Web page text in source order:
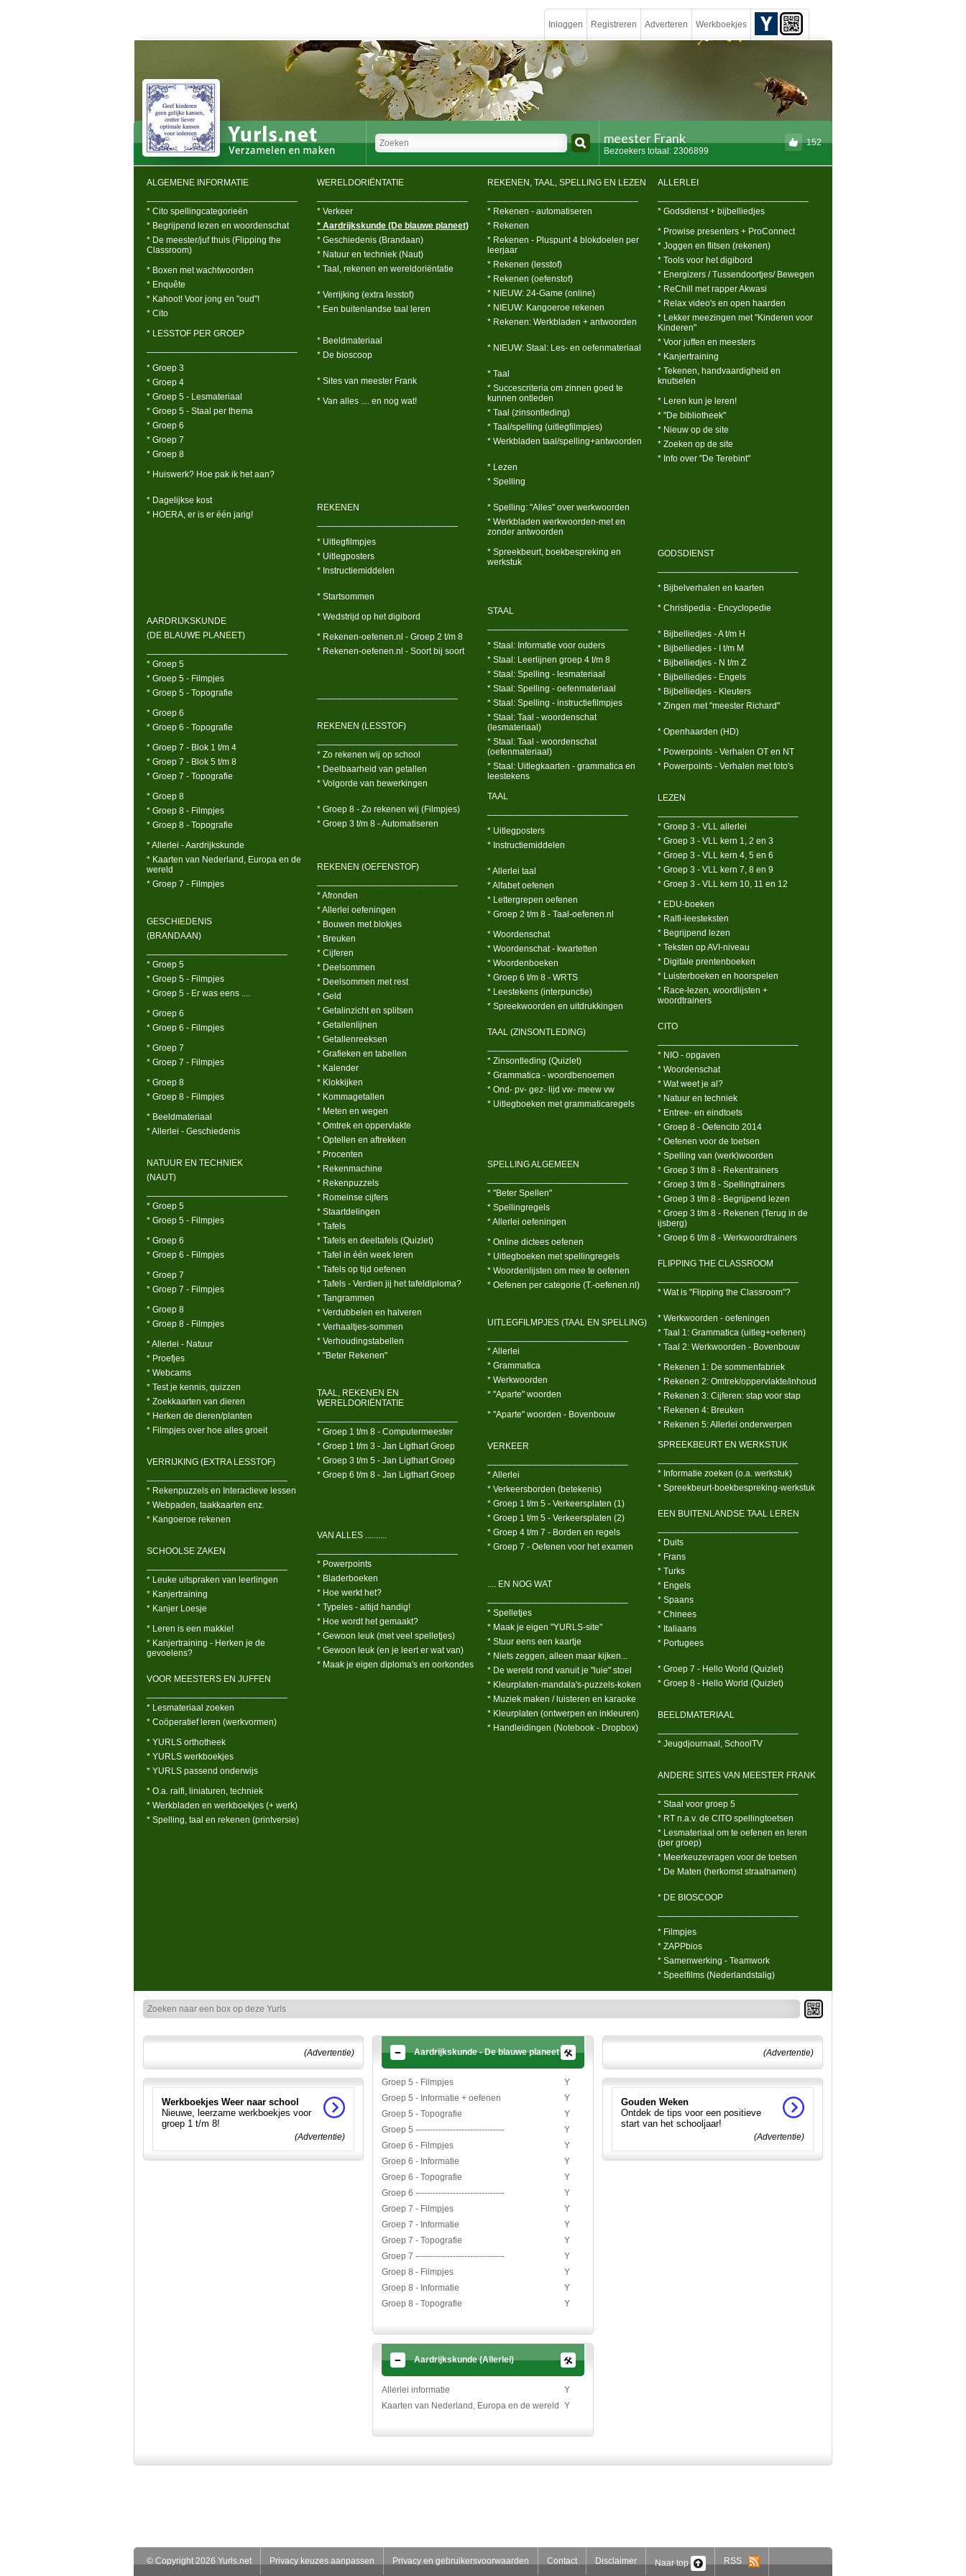
Inloggen Registreren Adverteren Werkboekjes
152
meester Frank
Bezoekers totaal: 2306899
ALGEMENE INFORMATIE
* Cito spellingcategorieën
* Begrijpend lezen en woordenschat
* De meester/juf thuis (Flipping the
Classroom)
* Boxen met wachtwoorden
* Enquête
* Kahoot! Voor jong en "oud"!
* Cito
* LESSTOF PER GROEP
* Groep 3
* Groep 4
* Groep 5 - Lesmateriaal
* Groep 5 - Staal per thema
* Groep 6
* Groep 7
* Groep 8
* Huiswerk? Hoe pak ik het aan?
* Dagelijkse kost
* HOERA, er is er één jarig!
AARDRIJKSKUNDE
(DE BLAUWE PLANEET)
* Groep 5
* Groep 5 - Filmpjes
* Groep 5 - Topografie
* Groep 6
* Groep 6 - Topografie
* Groep 7 - Blok 1 t/m 4
* Groep 7 - Blok 5 t/m 8
* Groep 7 - Topografie
* Groep 8
* Groep 8 - Filmpjes
* Groep 8 - Topografie
* Allerlei - Aardrijkskunde
* Kaarten van Nederland, Europa en de
wereld
* Groep 7 - Filmpjes
GESCHIEDENIS
(BRANDAAN)
* Groep 5
* Groep 5 - Filmpjes
* Groep 5 - Er was eens ....
* Groep 6
* Groep 6 - Filmpjes
* Groep 7
* Groep 7 - Filmpjes
* Groep 8
* Groep 8 - Filmpjes
* Beeldmateriaal
* Allerlei - Geschiedenis
NATUUR EN TECHNIEK
(NAUT)
* Groep 5
* Groep 5 - Filmpjes
* Groep 6
* Groep 6 - Filmpjes
* Groep 7
* Groep 7 - Filmpjes
* Groep 8
* Groep 8 - Filmpjes
* Allerlei - Natuur
* Proefjes
* Webcams
* Test je kennis, quizzen
* Zoekkaarten van dieren
* Herken de dieren/planten
* Filmpjes over hoe alles groeit
VERRIJKING (EXTRA LESSTOF)
* Rekenpuzzels en Interactieve lessen
* Webpaden, taakkaarten enz.
* Kangoeroe rekenen
SCHOOLSE ZAKEN
* Leuke uitspraken van leerlingen
* Kanjertraining
* Kanjer Loesje
* Leren is een makkie!
* Kanjertraining - Herken je de
gevoelens?
VOOR MEESTERS EN JUFFEN
* Lesmateriaal zoeken
* Coöperatief leren (werkvormen)
* YURLS orthotheek
* YURLS werkboekjes
* YURLS passend onderwijs
* O.a. ralfi, liniaturen, techniek
* Werkbladen en werkboekjes (+ werk)
* Spelling, taal en rekenen (printversie)
WERELDORIËNTATIE
* Verkeer
* Aardrijkskunde (De blauwe planeet)
* Geschiedenis (Brandaan)
* Natuur en techniek (Naut)
* Taal, rekenen en wereldoriëntatie
* Verrijking (extra lesstof)
* Een buitenlandse taal leren
* Beeldmateriaal
* De bioscoop
* Sites van meester Frank
* Van alles .... en nog wat!
REKENEN
* Uitlegfilmpjes
* Uitlegposters
* Instructiemiddelen
* Startsommen
* Wedstrijd op het digibord
* Rekenen-oefenen.nl - Groep 2 t/m 8
* Rekenen-oefenen.nl - Soort bij soort
REKENEN (LESSTOF)
* Zo rekenen wij op school
* Deelbaarheid van getallen
* Volgorde van bewerkingen
* Groep 8 - Zo rekenen wij (Filmpjes)
* Groep 3 t/m 8 - Automatiseren
REKENEN (OEFENSTOF)
* Afronden
* Allerlei oefeningen
* Bouwen met blokjes
* Breuken
* Cijferen
* Deelsommen
* Deelsommen met rest
* Geld
* Getalinzicht en splitsen
* Getallenlijnen
* Getallenreeksen
* Grafieken en tabellen
* Kalender
* Klokkijken
* Kommagetallen
* Meten en wegen
* Omtrek en oppervlakte
* Optellen en aftrekken
* Procenten
* Rekenmachine
* Rekenpuzzels
* Romeinse cijfers
* Staartdelingen
* Tafels
* Tafels en deeltafels (Quizlet)
* Tafel in één week leren
* Tafels op tijd oefenen
* Tafels - Verdien jij het tafeldiploma?
* Tangrammen
* Verdubbelen en halveren
* Verhaaltjes-sommen
* Verhoudingstabellen
* "Beter Rekenen"
TAAL, REKENEN EN
WERELDORIËNTATIE
* Groep 1 t/m 8 - Computermeester
* Groep 1 t/m 3 - Jan Ligthart Groep
* Groep 3 t/m 5 - Jan Ligthart Groep
* Groep 6 t/m 8 - Jan Ligthart Groep
VAN ALLES ..........
* Powerpoints
* Bladerboeken
* Hoe werkt het?
* Typeles - altijd handig!
* Hoe wordt het gemaakt?
* Gewoon leuk (met veel spelletjes)
* Gewoon leuk (en je leert er wat van)
* Maak je eigen diploma's en oorkondes
REKENEN, TAAL, SPELLING EN LEZEN
* Rekenen - automatiseren
* Rekenen
* Rekenen - Pluspunt 4 blokdoelen per
leerjaar
* Rekenen (lesstof)
* Rekenen (oefenstof)
* NIEUW: 24-Game (online)
* NIEUW: Kangoeroe rekenen
* Rekenen: Werkbladen + antwoorden
* NIEUW: Staal: Les- en oefenmateriaal
* Taal
* Succescriteria om zinnen goed te
kunnen ontleden
* Taal (zinsontleding)
* Taal/spelling (uitlegfilmpjes)
* Werkbladen taal/spelling+antwoorden
* Lezen
* Spelling
* Spelling: "Alles" over werkwoorden
* Werkbladen werkwoorden-met en
zonder antwoorden
* Spreekbeurt, boekbespreking en
werkstuk
STAAL
* Staal: Informatie voor ouders
* Staal: Leerlijnen groep 4 t/m 8
* Staal: Spelling - lesmateriaal
* Staal: Spelling - oefenmateriaal
* Staal: Spelling - instructiefilmpjes
* Staal: Taal - woordenschat
(lesmateriaal)
* Staal: Taal - woordenschat
(oefenmateriaal)
* Staal: Uitlegkaarten - grammatica en
leestekens
TAAL
* Uitlegposters
* Instructiemiddelen
* Allerlei taal
* Alfabet oefenen
* Lettergrepen oefenen
* Groep 2 t/m 8 - Taal-oefenen.nl
* Woordenschat
* Woordenschat - kwartetten
* Woordenboeken
* Groep 6 t/m 8 - WRTS
* Leestekens (interpunctie)
* Spreekwoorden en uitdrukkingen
TAAL (ZINSONTLEDING)
* Zinsontleding (Quizlet)
* Grammatica - woordbenoemen
* Ond- pv- gez- lijd vw- meew vw
* Uitlegboeken met grammaticaregels
SPELLING ALGEMEEN
* "Beter Spellen"
* Spellingregels
* Allerlei oefeningen
* Online dictees oefenen
* Uitlegboeken met spellingregels
* Woordenlijsten om mee te oefenen
* Oefenen per categorie (T.-oefenen.nl)
UITLEGFILMPJES (TAAL EN SPELLING)
* Allerlei
* Grammatica
* Werkwoorden
* "Aparte" woorden
* "Aparte" woorden - Bovenbouw
VERKEER
* Allerlei
* Verkeersborden (betekenis)
* Groep 1 t/m 5 - Verkeersplaten (1)
* Groep 1 t/m 5 - Verkeersplaten (2)
* Groep 4 t/m 7 - Borden en regels
* Groep 7 - Oefenen voor het examen
.... EN NOG WAT
* Spelletjes
* Maak je eigen "YURLS-site"
* Stuur eens een kaartje
* Niets zeggen, alleen maar kijken...
* De wereld rond vanuit je "luie" stoel
* Kleurplaten-mandala's-puzzels-koken
* Muziek maken / luisteren en karaoke
* Kleurplaten (ontwerpen en inkleuren)
* Handleidingen (Notebook - Dropbox)
ALLERLEI
* Godsdienst + bijbelliedjes
* Prowise presenters + ProConnect
* Joggen en flitsen (rekenen)
* Tools voor het digibord
* Energizers / Tussendoortjes/ Bewegen
* ReChill met rapper Akwasi
* Relax video's en open haarden
* Lekker meezingen met "Kinderen voor
Kinderen"
* Voor juffen en meesters
* Kanjertraining
* Tekenen, handvaardigheid en
knutselen
* Leren kun je leren!
* "De bibliotheek"
* Nieuw op de site
* Zoeken op de site
* Info over "De Terebint"
GODSDIENST
* Bijbelverhalen en kaarten
* Christipedia - Encyclopedie
* Bijbelliedjes - A t/m H
* Bijbelliedjes - I t/m M
* Bijbelliedjes - N t/m Z
* Bijbelliedjes - Engels
* Bijbelliedjes - Kleuters
* Zingen met "meester Richard"
* Openhaarden (HD)
* Powerpoints - Verhalen OT en NT
* Powerpoints - Verhalen met foto's
LEZEN
* Groep 3 - VLL allerlei
* Groep 3 - VLL kern 1, 2 en 3
* Groep 3 - VLL kern 4, 5 en 6
* Groep 3 - VLL kern 7, 8 en 9
* Groep 3 - VLL kern 10, 11 en 12
* EDU-boeken
* Ralfi-leesteksten
* Begrijpend lezen
* Teksten op AVI-niveau
* Digitale prentenboeken
* Luisterboeken en hoorspelen
* Race-lezen, woordlijsten +
woordtrainers
CITO
* NIO - opgaven
* Woordenschat
* Wat weet je al?
* Natuur en techniek
* Entree- en eindtoets
* Groep 8 - Oefencito 2014
* Oefenen voor de toetsen
* Spelling van (werk)woorden
* Groep 3 t/m 8 - Rekentrainers
* Groep 3 t/m 8 - Spellingtrainers
* Groep 3 t/m 8 - Begrijpend lezen
* Groep 3 t/m 8 - Rekenen (Terug in de
ijsberg)
* Groep 6 t/m 8 - Werkwoordtrainers
FLIPPING THE CLASSROOM
* Wat is "Flipping the Classroom"?
* Werkwoorden - oefeningen
* Taal 1: Grammatica (uitleg+oefenen)
* Taal 2: Werkwoorden - Bovenbouw
* Rekenen 1: De sommenfabriek
* Rekenen 2: Omtrek/oppervlakte/inhoud
* Rekenen 3: Cijferen: stap voor stap
* Rekenen 4: Breuken
* Rekenen 5: Allerlei onderwerpen
SPREEKBEURT EN WERKSTUK
* Informatie zoeken (o.a. werkstuk)
* Spreekbeurt-boekbespreking-werkstuk
EEN BUITENLANDSE TAAL LEREN
* Duits
* Frans
* Turks
* Engels
* Spaans
* Chinees
* Italiaans
* Portugees
* Groep 7 - Hello World (Quizlet)
* Groep 8 - Hello World (Quizlet)
BEELDMATERIAAL
* Jeugdjournaal, SchoolTV
ANDERE SITES VAN MEESTER FRANK
* Staal voor groep 5
* RT n.a.v. de CITO spellingtoetsen
* Lesmateriaal om te oefenen en leren
(per groep)
* Meerkeuzevragen voor de toetsen
* De Maten (herkomst straatnamen)
* DE BIOSCOOP
* Filmpjes
* ZAPPbios
* Samenwerking - Teamwork
* Speelfilms (Nederlandstalig)
(Advertentie)
Werkboekjes Weer naar school
Nieuwe, leerzame werkboekjes voor
groep 1 t/m 8!
(Advertentie)
Aardrijkskunde - De blauwe planeet
Groep 5 - Filmpjes
Y
Groep 5 - Informatie + oefenen
Y
Groep 5 - Topografie
Y
Groep 5 -------------------------------
Y
Groep 6 - Filmpjes
Y
Groep 6 - Informatie
Y
Groep 6 - Topografie
Y
Groep 6 -------------------------------
Y
Groep 7 - Filmpjes
Y
Groep 7 - Informatie
Y
Groep 7 - Topografie
Y
Groep 7 -------------------------------
Y
Groep 8 - Filmpjes
Y
Groep 8 - Informatie
Y
Groep 8 - Topografie
Y
Aardrijkskunde (Allerlei)
Allerlei informatie
Y
Kaarten van Nederland, Europa en de wereld
Y
(Advertentie)
Gouden Weken
Ontdek de tips voor een positieve
start van het schooljaar!
(Advertentie)
© Copyright 2026 Yurls.net Privacy keuzes aanpassen Privacy en gebruikersvoorwaarden Contact Disclaimer Naar top RSS